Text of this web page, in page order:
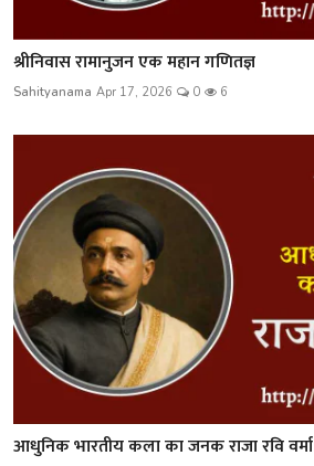
श्रीनिवास रामानुजन एक महान गणितज्ञ
Sahityanama Apr 17, 2026 0 6
आधुनिक भारतीय कला का जनक राजा रवि वर्मा